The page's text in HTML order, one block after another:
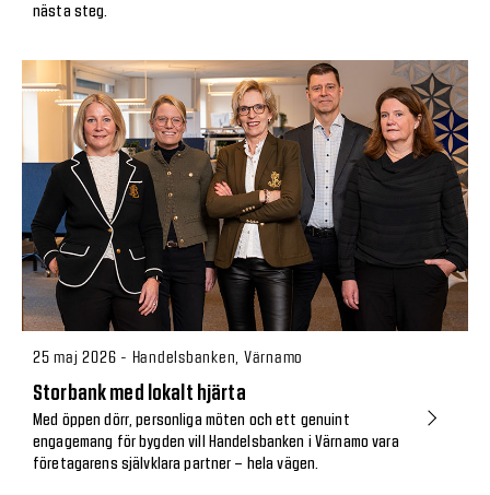
nästa steg.
25 maj 2026 - Handelsbanken, Värnamo
Storbank med lokalt hjärta
Med öppen dörr, personliga möten och ett genuint
engagemang för bygden vill Handelsbanken i Värnamo vara
företagarens självklara partner – hela vägen.